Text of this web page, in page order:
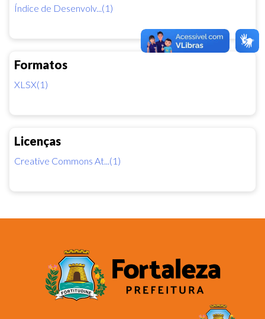
Índice de Desenvolv...(1)
Formatos
XLSX(1)
Licenças
Creative Commons At...(1)